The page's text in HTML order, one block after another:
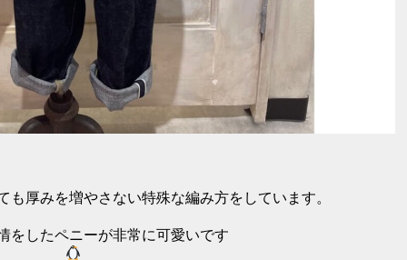
厚みを増やさない特殊な編み方をしています。
をしたペニーが非常に可愛いです